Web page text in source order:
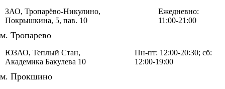
ЗАО, Тропарёво-Никулино,
Покрышкина, 5, пав. 10
Ежедневно:
11:00-21:00
м. Тропарево
ЮЗАО, Теплый Стан,
Академика Бакулева 10
Пн-пт: 12:00-20:30; сб:
12:00-19:00
м. Прокшино